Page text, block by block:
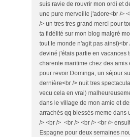
suis ravie de rouvrir mon ordi et
une pure merveille j'adore<br />
/> un tres tres grand merci pour
ta fidélité sur mon blog malgré
tout le monde n'agit pas ainsi)<br
deviné j'étais partie en vacances
charente maritime chez des amis
pour revoir Dominga, un séjour
dernière<br /> nuit tres
vecu cela en vrai)
dans le village de mon amie et
arrachés qq blessés meme dans
/> <br /> <br /> <br /> <br />
Espagne pour deux semaines